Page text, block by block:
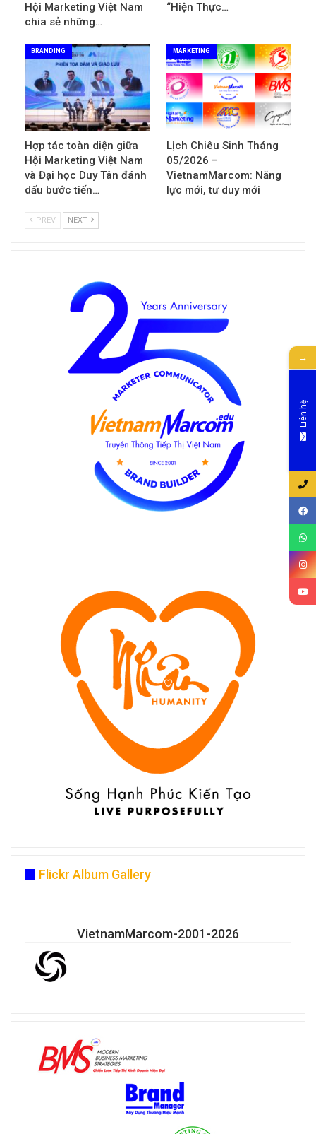
Hội Marketing Việt Nam
chia sẻ những…
“Hiện Thực…
BRANDING
Hợp tác toàn diện giữa
Hội Marketing Việt Nam
và Đại học Duy Tân đánh
dấu bước tiến…
MARKETING
Lịch Chiêu Sinh Tháng
05/2026 –
VietnamMarcom: Năng
lực mới, tư duy mới
PREV NEXT
Flickr Album Gallery
VietnamMarcom-2001-2026
→
Liên hệ